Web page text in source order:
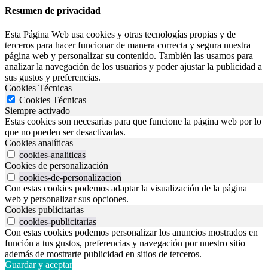
Resumen de privacidad
Esta Página Web usa cookies y otras tecnologías propias y de
terceros para hacer funcionar de manera correcta y segura nuestra
página web y personalizar su contenido. También las usamos para
analizar la navegación de los usuarios y poder ajustar la publicidad a
sus gustos y preferencias.
Cookies Técnicas
Cookies Técnicas
Siempre activado
Estas cookies son necesarias para que funcione la página web por lo
que no pueden ser desactivadas.
Cookies analíticas
cookies-analiticas
Cookies de personalización
cookies-de-personalizacion
Con estas cookies podemos adaptar la visualización de la página
web y personalizar sus opciones.
Cookies publicitarias
cookies-publicitarias
Con estas cookies podemos personalizar los anuncios mostrados en
función a tus gustos, preferencias y navegación por nuestro sitio
además de mostrarte publicidad en sitios de terceros.
Guardar y aceptar